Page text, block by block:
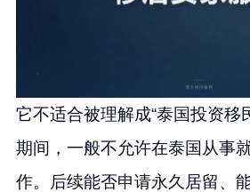
它不适合被理解成“泰国投资移
期间，一般不允许在泰国从事
作。后续能否申请永久居留、